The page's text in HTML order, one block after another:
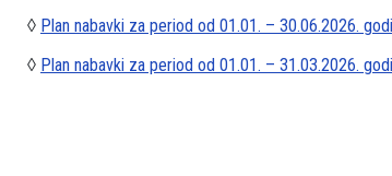
◊ Plan nabavki za period od 01.01. – 30.06.2026.
◊ Plan nabavki za period od 01.01. – 31.03.2026.